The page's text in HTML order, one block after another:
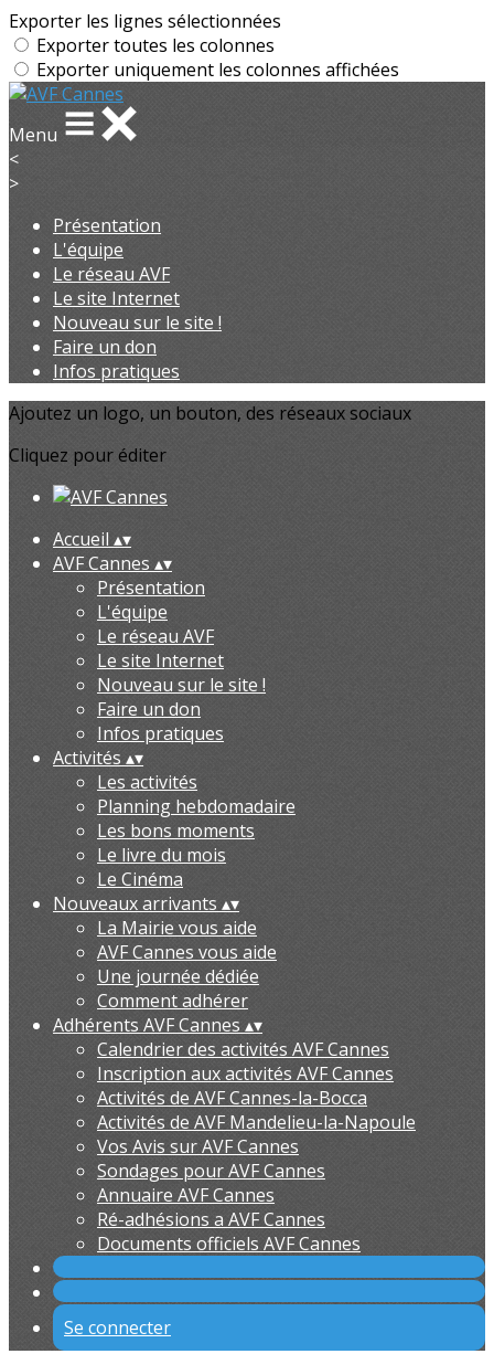
Exporter les lignes sélectionnées
Exporter toutes les colonnes
Exporter uniquement les colonnes affichées
Menu
<
>
Présentation
L'équipe
Le réseau AVF
Le site Internet
Nouveau sur le site !
Faire un don
Infos pratiques
Ajoutez un logo, un bouton, des réseaux sociaux
Cliquez pour éditer
Accueil ▴▾
AVF Cannes ▴▾
Présentation
L'équipe
Le réseau AVF
Le site Internet
Nouveau sur le site !
Faire un don
Infos pratiques
Activités ▴▾
Les activités
Planning hebdomadaire
Les bons moments
Le livre du mois
Le Cinéma
Nouveaux arrivants ▴▾
La Mairie vous aide
AVF Cannes vous aide
Une journée dédiée
Comment adhérer
Adhérents AVF Cannes ▴▾
Calendrier des activités AVF Cannes
Inscription aux activités AVF Cannes
Activités de AVF Cannes-la-Bocca
Activités de AVF Mandelieu-la-Napoule
Vos Avis sur AVF Cannes
Sondages pour AVF Cannes
Annuaire AVF Cannes
Ré-adhésions a AVF Cannes
Documents officiels AVF Cannes
Se connecter